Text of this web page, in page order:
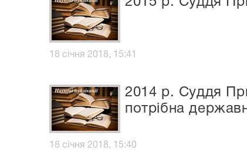
18 січня 2018, 15:41
2014 р. Суддя
потрібна
18 січня 2018, 15:40